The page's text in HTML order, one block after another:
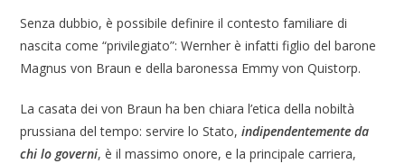
Senza dubbio, è possibile definire il contesto familiare di
nascita come “privilegiato”: Wernher è infatti figlio del barone
Magnus von Braun e della baronessa Emmy von Quistorp.
La casata dei von Braun ha ben chiara l’etica della nobiltà
prussiana del tempo: servire lo Stato,indipendentemente da
chi lo governi, è il massimo onore, e la principale carriera,